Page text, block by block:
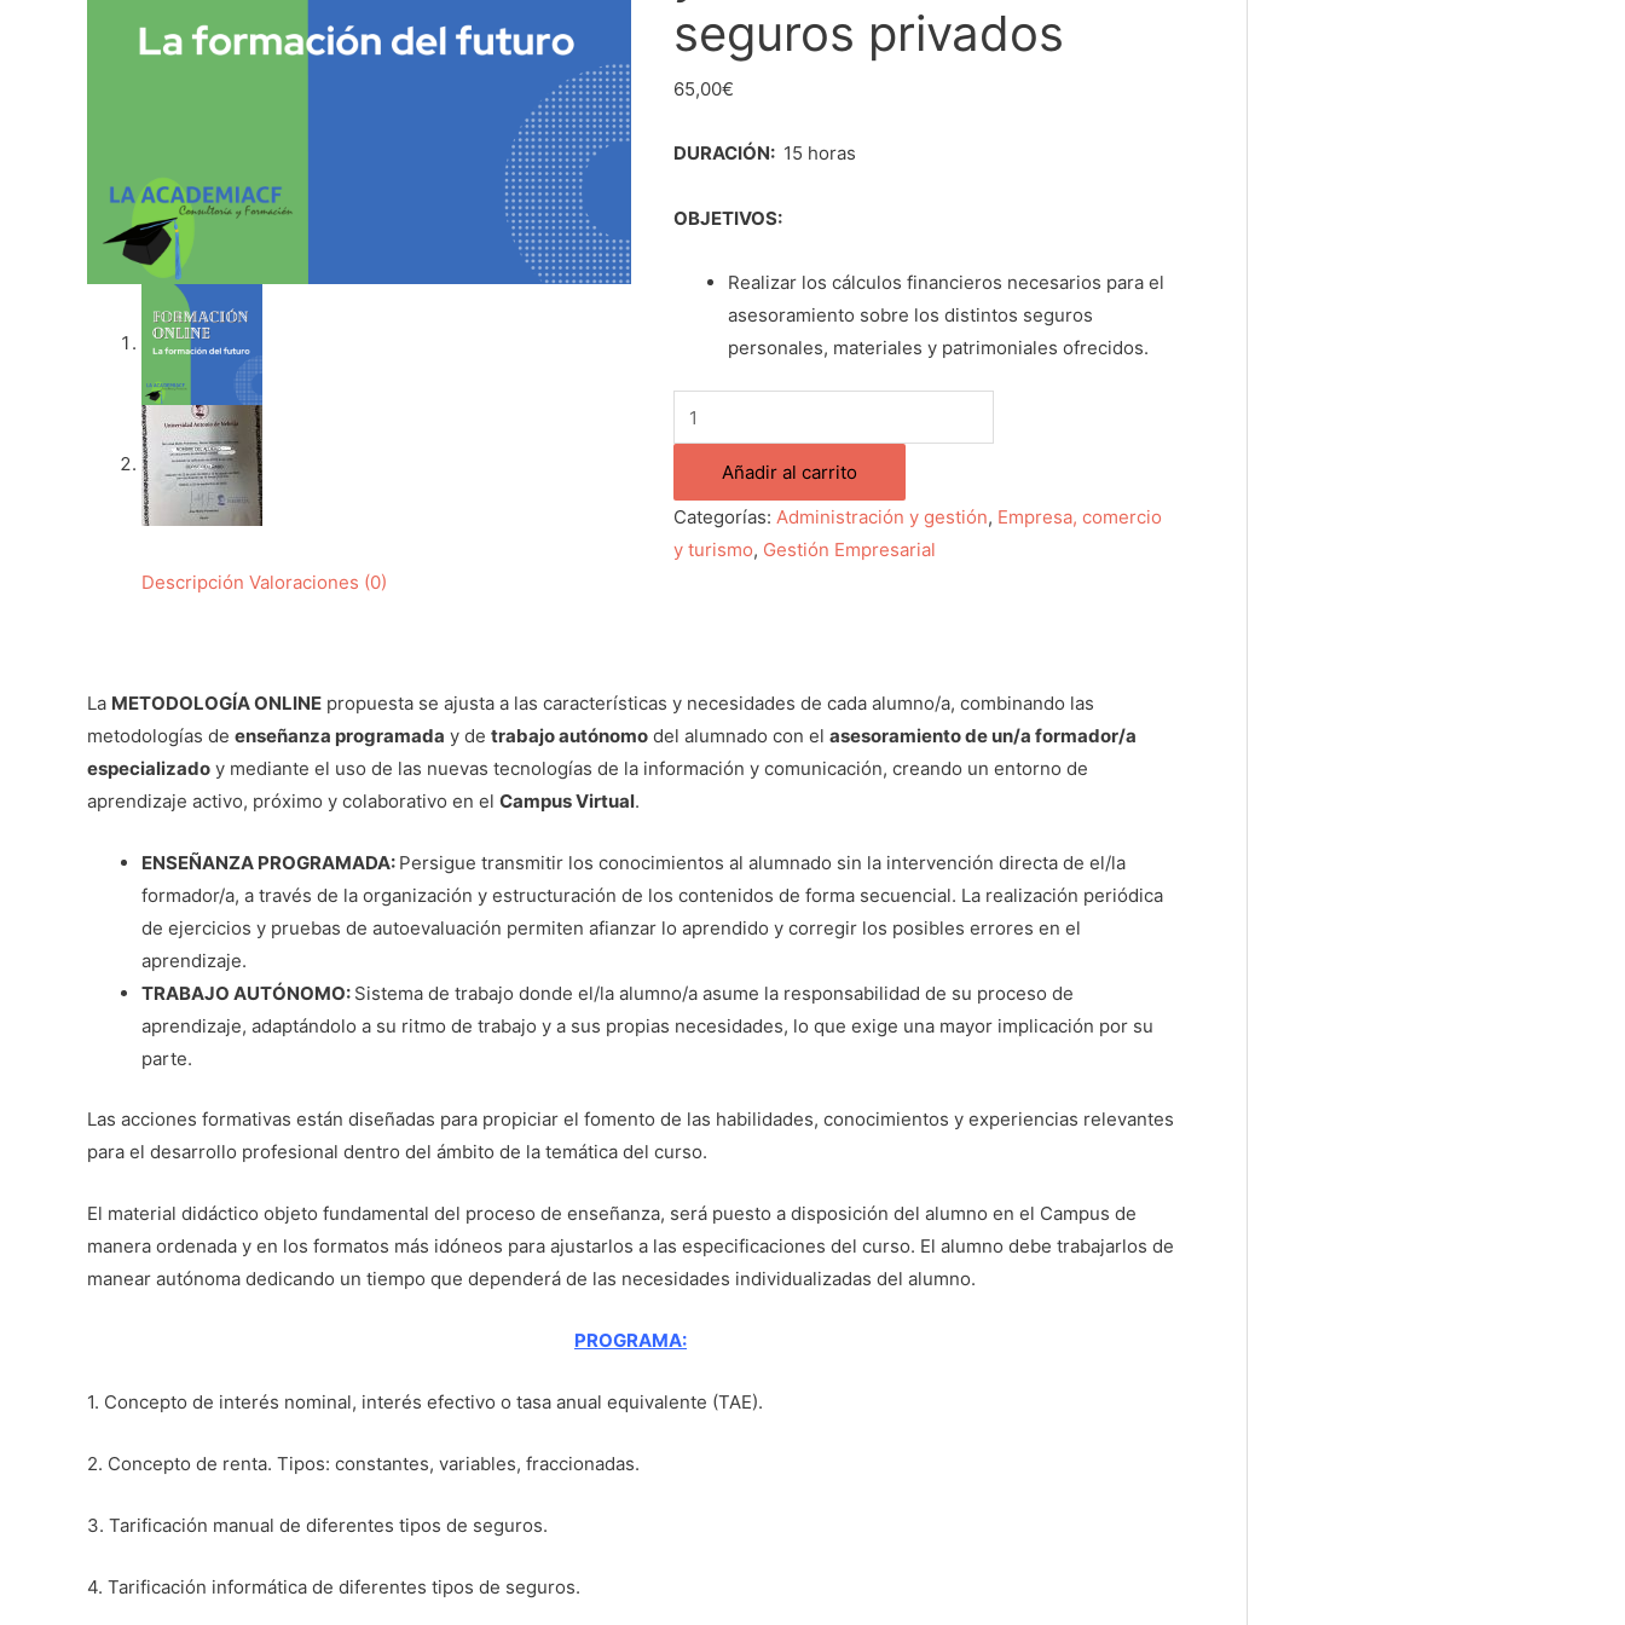
seguros privados
65,00€
DURACIÓN: 15 horas
OBJETIVOS:
Realizar los cálculos financieros necesarios para el
asesoramiento sobre los distintos seguros
personales, materiales y patrimoniales ofrecidos.
los
seguros
cantidad
Añadir al carrito
Categorías: Administración y gestión, Empresa, comercio
y turismo, Gestión Empresarial
Descripción Valoraciones (0)
La METODOLOGÍA ONLINE propuesta se ajusta a las características y necesidades de cada alumno/a, combinando las
metodologías de enseñanza programada y de trabajo autónomo del alumnado con el asesoramiento de un/a formador/a
especializado y mediante el uso de las nuevas tecnologías de la información y comunicación, creando un entorno de
aprendizaje activo, próximo y colaborativo en el Campus Virtual.
ENSEÑANZA PROGRAMADA: Persigue transmitir los conocimientos al alumnado sin la intervención directa de el/la
formador/a, a través de la organización y estructuración de los contenidos de forma secuencial. La realización periódica
de ejercicios y pruebas de autoevaluación permiten afianzar lo aprendido y corregir los posibles errores en el
aprendizaje.
TRABAJO AUTÓNOMO: Sistema de trabajo donde el/la alumno/a asume la responsabilidad de su proceso de
aprendizaje, adaptándolo a su ritmo de trabajo y a sus propias necesidades, lo que exige una mayor implicación por su
parte.
Las acciones formativas están diseñadas para propiciar el fomento de las habilidades, conocimientos y experiencias relevantes
para el desarrollo profesional dentro del ámbito de la temática del curso.
El material didáctico objeto fundamental del proceso de enseñanza, será puesto a disposición del alumno en el Campus de
manera ordenada y en los formatos más idóneos para ajustarlos a las especificaciones del curso. El alumno debe trabajarlos de
manear autónoma dedicando un tiempo que dependerá de las necesidades individualizadas del alumno.
PROGRAMA:
1. Concepto de interés nominal, interés efectivo o tasa anual equivalente (TAE).
2. Concepto de renta. Tipos: constantes, variables, fraccionadas.
3. Tarificación manual de diferentes tipos de seguros.
4. Tarificación informática de diferentes tipos de seguros.